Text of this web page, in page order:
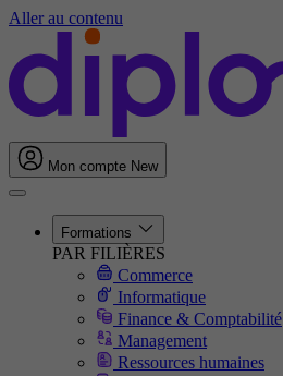
Aller au contenu
Mon compte New
Formations
PAR FILIÈRES
Commerce
Informatique
Finance & Comptabilité
Management
Ressources humaines